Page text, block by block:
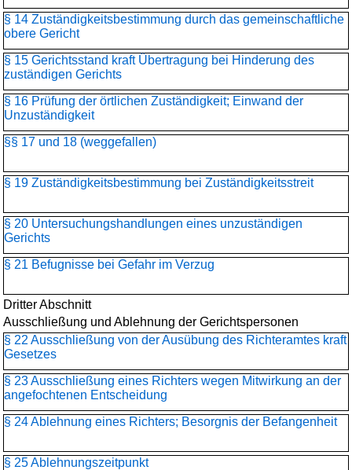
§ 14 Zuständigkeitsbestimmung durch das gemeinschaftliche
obere Gericht
§ 15 Gerichtsstand kraft Übertragung bei Hinderung des
zuständigen Gerichts
§ 16 Prüfung der örtlichen Zuständigkeit; Einwand der
Unzuständigkeit
§§ 17 und 18 (weggefallen)
§ 19 Zuständigkeitsbestimmung bei Zuständigkeitsstreit
§ 20 Untersuchungshandlungen eines unzuständigen
Gerichts
§ 21 Befugnisse bei Gefahr im Verzug
Dritter Abschnitt
Ausschließung und Ablehnung der Gerichtspersonen
§ 22 Ausschließung von der Ausübung des Richteramtes kraft
Gesetzes
§ 23 Ausschließung eines Richters wegen Mitwirkung an der
angefochtenen Entscheidung
§ 24 Ablehnung eines Richters; Besorgnis der Befangenheit
§ 25 Ablehnungszeitpunkt